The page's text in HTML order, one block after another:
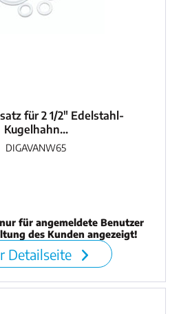
für 2 1/2" Edelstahl-
Kugelhahn...
DIGAVANW65
für angemeldete Benutzer
des Kunden angezeigt!
Detailseite